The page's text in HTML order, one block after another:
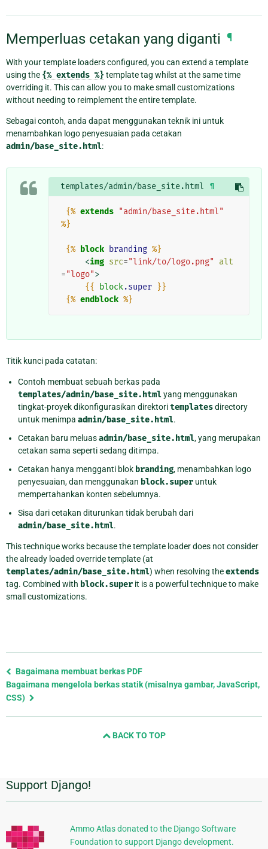
Memperluas cetakan yang diganti ¶
With your template loaders configured, you can extend a template
using the {% extends %} template tag whilst at the same time
overriding it. This can allow you to make small customizations
without needing to reimplement the entire template.
Sebagai contoh, anda dapat menggunakan teknik ini untuk
menambahkan logo penyesuaian pada cetakan
admin/base_site.html:
templates/admin/base_site.html ¶
{% extends "admin/base_site.html"
%}
{% block branding %}
<img src="link/to/logo.png"
alt
="logo">
{{
block.super }}
{% endblock %}
Titik kunci pada catatan:
Contoh membuat sebuah berkas pada
templates/admin/base_site.htmlyang menggunakan
tingkat-proyek dikonfigurasikan direktoritemplatesdirectory
untuk menimpa admin/base_site.html.
Cetakan baru meluasadmin/base_site.html, yang merupakan
cetakan sama seperti sedang ditimpa.
Cetakan hanya mengganti blok branding, menambahkan logo
penyesuaian, dan menggunakan block.super untuk
mempertahankan konten sebelumnya.
Sisa dari cetakan diturunkan tidak berubah dari
admin/base_site.html.
This technique works because the template loader does not consider
the already loaded override template (at
templates/admin/base_site.html) when resolving theextends
tag. Combined with block.super it is a powerful technique to make
small customizations.
Previous
page
and
Bagaimana membuat berkas PDF
Bagaimana mengelola berkas statik (misalnya gambar, JavaScript,
CSS)
BACK TO TOP
Informasi
Tambahan
Support Django!
Ammo Atlas donated to the Django Software
Foundation to support Django development.